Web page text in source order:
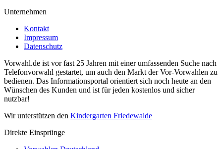
Unternehmen
Kontakt
Impressum
Datenschutz
Vorwahl.de ist vor fast 25 Jahren mit einer umfassenden Suche nach
Telefonvorwahl gestartet, um auch den Markt der Vor-Vorwahlen zu
bedienen. Das Informationsportal orientiert sich noch heute an den
Wünschen des Kunden und ist für jeden kostenlos und sicher
nutzbar!
Wir unterstützen den Kindergarten Friedewalde
Direkte Einsprünge